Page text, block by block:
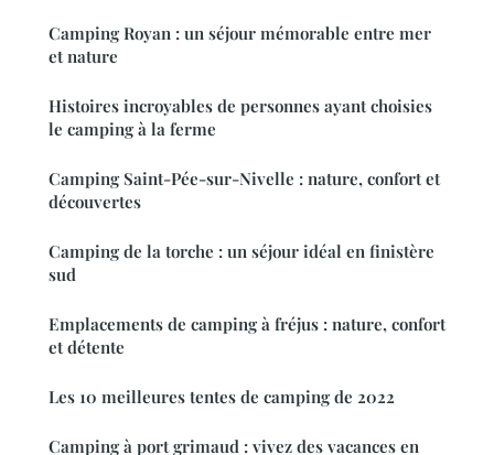
Camping Royan : un séjour mémorable entre mer
et nature
Histoires incroyables de personnes ayant choisies
le camping à la ferme
Camping Saint-Pée-sur-Nivelle : nature, confort et
découvertes
Camping de la torche : un séjour idéal en finistère
sud
Emplacements de camping à fréjus : nature, confort
et détente
Les 10 meilleures tentes de camping de 2022
Camping à port grimaud : vivez des vacances en